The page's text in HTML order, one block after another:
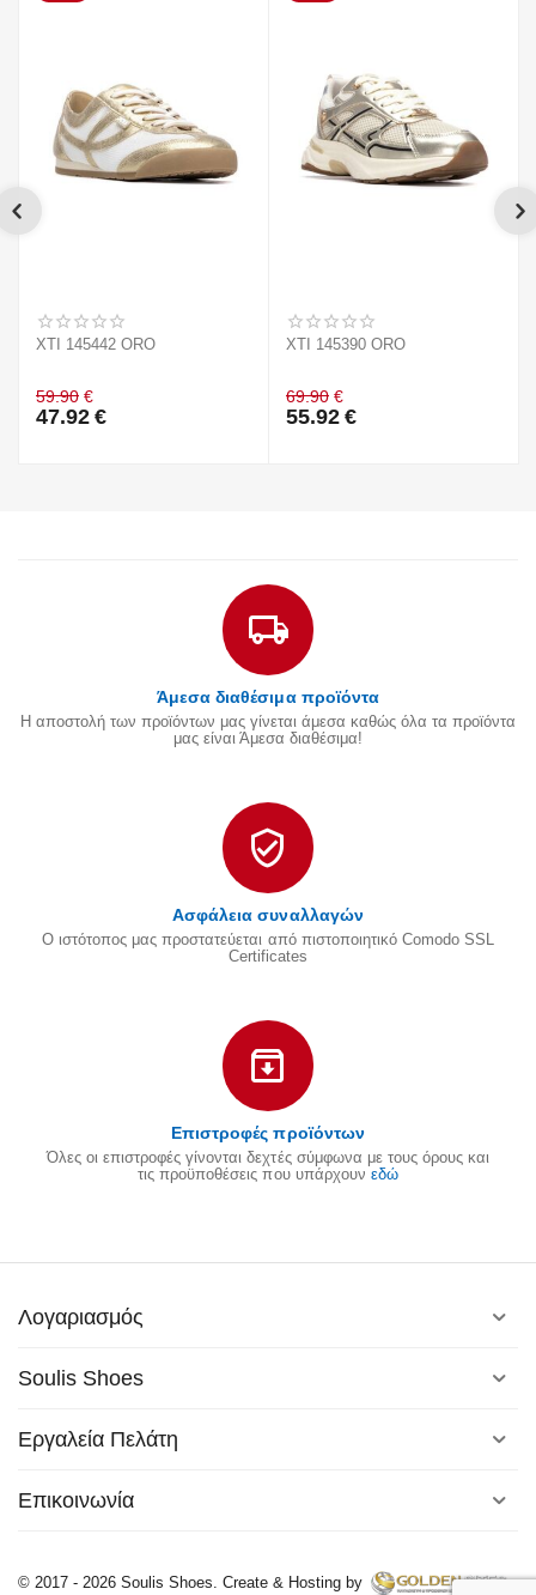
XTI 145442 ORO
59.90 €
47.92 €
XTI 145390 ORO
69.90 €
55.92 €
Άμεσα διαθέσιμα προϊόντα
Η αποστολή των προϊόντων μας γίνεται άμεσα καθώς όλα τα προϊόντα
μας είναι Άμεσα διαθέσιμα!
Ασφάλεια συναλλαγών
Ο ιστότοπος μας προστατεύεται από πιστοποιητικό Comodo SSL
Certificates
Επιστροφές προϊόντων
Όλες οι επιστροφές γίνονται δεχτές σύμφωνα με τους όρους και
τις προϋποθέσεις που υπάρχουν εδώ
Λογαριασμός
Soulis Shoes
Εργαλεία Πελάτη
Επικοινωνία
© 2017 - 2026 Soulis Shoes. Create & Hosting by